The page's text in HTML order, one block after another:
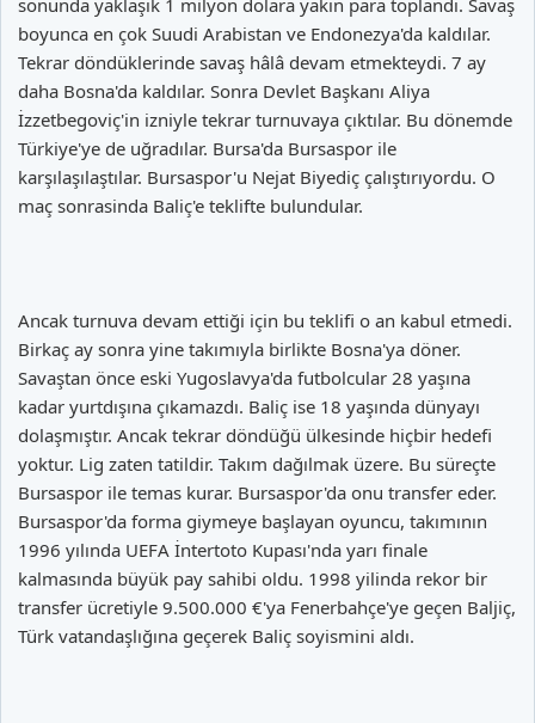
boyunca en çok Suudi Arabistan ve Endonezya'da kaldılar.
Tekrar döndüklerinde savaş hâlâ devam etmekteydi. 7 ay
daha Bosna'da kaldılar. Sonra Devlet Başkanı Aliya
İzzetbegoviç'in izniyle tekrar turnuvaya çıktılar. Bu dönemde
Türkiye'ye de uğradılar. Bursa'da Bursaspor ile
karşılaşılaştılar. Bursaspor'u Nejat Biyediç çalıştırıyordu. O
maç sonrasinda Baliç'e teklifte bulundular.
Ancak turnuva devam ettiği için bu teklifi o an kabul etmedi.
Birkaç ay sonra yine takımıyla birlikte Bosna'ya döner.
Savaştan önce eski Yugoslavya'da futbolcular 28 yaşına
kadar yurtdışına çıkamazdı. Baliç ise 18 yaşında dünyayı
dolaşmıştır. Ancak tekrar döndüğü ülkesinde hiçbir hedefi
yoktur. Lig zaten tatildir. Takım dağılmak üzere. Bu süreçte
Bursaspor ile temas kurar. Bursaspor'da onu transfer eder.
Bursaspor'da forma giymeye başlayan oyuncu, takımının
1996 yılında UEFA İntertoto Kupası'nda yarı finale
kalmasında büyük pay sahibi oldu. 1998 yilinda rekor bir
transfer ücretiyle 9.500.000 €'ya Fenerbahçe'ye geçen Baljiç,
Türk vatandaşlığına geçerek Baliç soyismini aldı.